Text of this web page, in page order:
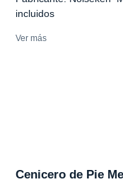
incluidos
Ver más
Cenicero de Pie